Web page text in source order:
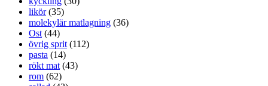
likör(35)
molekylär matlagning (36)
Ost(44)
övrig sprit(112)
pasta (14)
rökt mat(43)
rom (62)